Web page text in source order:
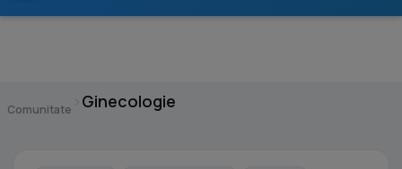
Comunitate Ginecologie